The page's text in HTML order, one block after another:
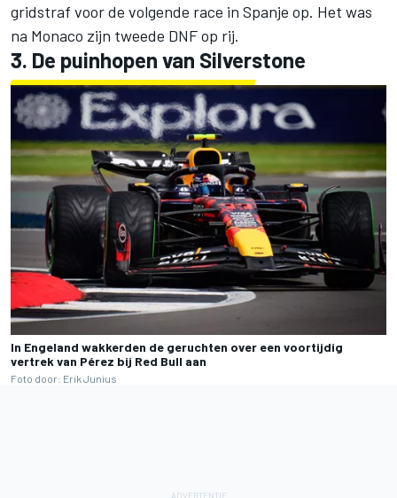
gridstraf voor de volgende race in Spanje op. Het was
na Monaco zijn tweede DNF op rij.
3. De puinhopen van Silverstone
In Engeland wakkerden de geruchten over een voortijdig
vertrek van Pérez bij Red Bull aan
Foto door: Erik Junius